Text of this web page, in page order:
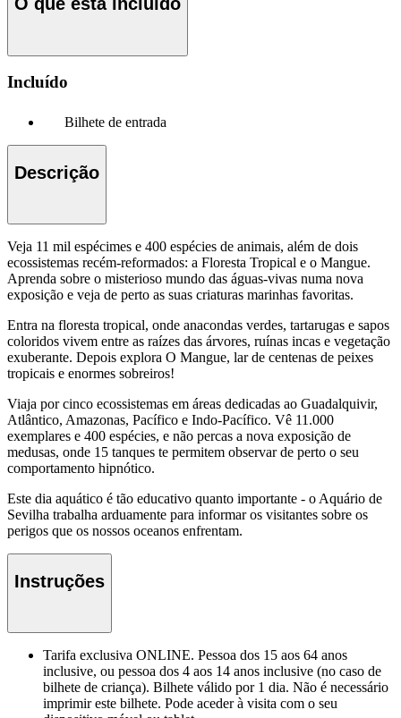
Incluído
Bilhete de entrada
Descrição
Veja 11 mil espécimes e 400 espécies de animais, além de dois
ecossistemas recém-reformados: a Floresta Tropical e o Mangue.
Aprenda sobre o misterioso mundo das águas-vivas numa nova
exposição e veja de perto as suas criaturas marinhas favoritas.
Entra na floresta tropical, onde anacondas verdes, tartarugas e sapos
coloridos vivem entre as raízes das árvores, ruínas incas e vegetação
exuberante. Depois explora O Mangue, lar de centenas de peixes
tropicais e enormes sobreiros!
Viaja por cinco ecossistemas em áreas dedicadas ao Guadalquivir,
Atlântico, Amazonas, Pacífico e Indo-Pacífico. Vê 11.000
exemplares e 400 espécies, e não percas a nova exposição de
medusas, onde 15 tanques te permitem observar de perto o seu
comportamento hipnótico.
Este dia aquático é tão educativo quanto importante - o Aquário de
Sevilha trabalha arduamente para informar os visitantes sobre os
perigos que os nossos oceanos enfrentam.
Instruções
Tarifa exclusiva ONLINE. Pessoa dos 15 aos 64 anos
inclusive, ou pessoa dos 4 aos 14 anos inclusive (no caso de
bilhete de criança). Bilhete válido por 1 dia. Não é necessário
imprimir este bilhete. Pode aceder à visita com o seu